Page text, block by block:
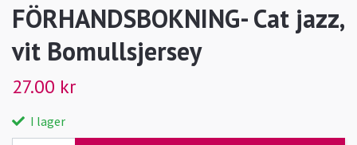
FÖRHANDSBOKNING- Cat jazz,
vit Bomullsjersey
27.00 kr
I lager